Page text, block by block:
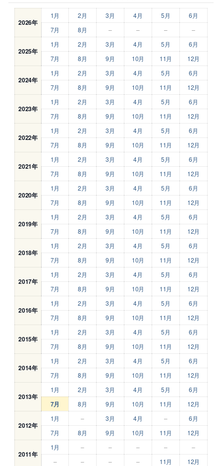
2026年
1月 2月 3月 4月 5月
6月
7月
8月 – – – –
2025年
1月 2月 3月 4月 5月
6月
7月
8月 9月 10月 11月 12月
2024年
1月 2月 3月 4月 5月
6月
7月
8月 9月 10月 11月 12月
2023年
1月 2月 3月 4月 5月
6月
7月
8月 9月 10月 11月 12月
2022年
1月 2月 3月 4月 5月
6月
7月
8月 9月 10月 11月 12月
2021年
1月 2月 3月 4月 5月
6月
7月
8月 9月 10月 11月 12月
2020年
1月 2月 3月 4月 5月
6月
7月
8月 9月 10月 11月 12月
2019年
1月 2月 3月 4月 5月
6月
7月
8月 9月 10月 11月 12月
2018年
1月 2月 3月 4月 5月
6月
7月
8月 9月 10月 11月 12月
2017年
1月 2月 3月 4月 5月
6月
7月
8月 9月 10月 11月 12月
2016年
1月 2月 3月 4月 5月
6月
7月
8月 9月 10月 11月 12月
2015年
1月 2月 3月 4月 5月
6月
7月
8月 9月 10月 11月 12月
2014年
1月 2月 3月 4月 5月
6月
7月
8月 9月 10月 11月 12月
2013年
1月 2月 3月 4月 5月 6月
7月 8月 9月 10月 11月 12月
2012年
1月 – 3月 4月 –
6月
7月
8月 9月 10月 11月 12月
2011年
1月 – – – –
–
–
– – – 11月 12月